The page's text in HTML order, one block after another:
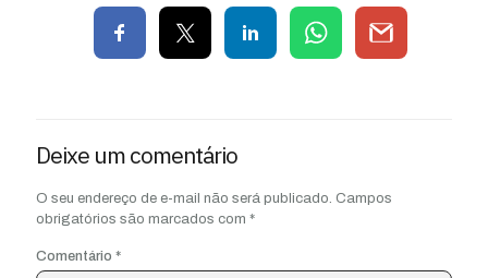
Deixe um comentário
O seu endereço de e-mail não será publicado. Campos
obrigatórios são marcados com *
Comentário *